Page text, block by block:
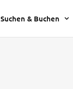
Suchen & Buchen